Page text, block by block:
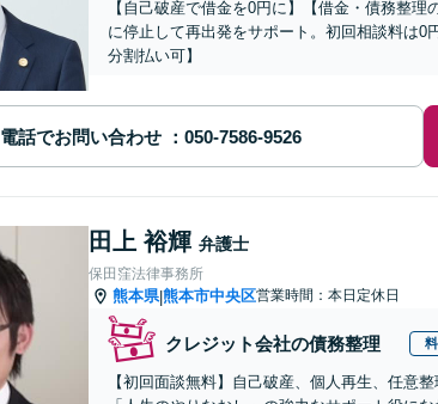
【自己破産で借金を0円に】【借金・債務整
に停止して再出発をサポート。初回相談料は
分割払い可】
電話でお問い合わせ
田上 裕輝 弁護士
保田窪法律事務所
熊本県|熊本市中央区営業時間：本日定休日
クレジット会社の債務整理
【初回面談無料】自己破産、個人再生、任意